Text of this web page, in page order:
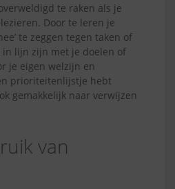
te raken als je
Door te leren je
te zeggen tegen taken of
lijn zijn met je doelen of
je eigen welzijn en
prioriteitenlijstje hebt
gemakkelijk naar verwijzen
van